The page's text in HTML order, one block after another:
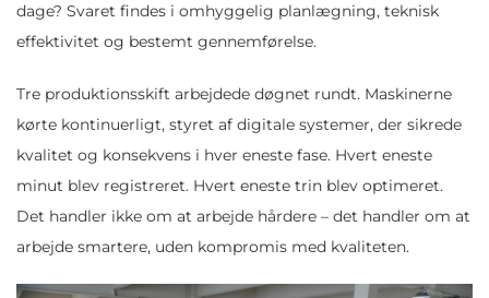
dage? Svaret findes i omhyggelig planlægning, teknisk
effektivitet og bestemt gennemførelse.
Tre produktionsskift arbejdede døgnet rundt. Maskinerne
kørte kontinuerligt, styret af digitale systemer, der sikrede
kvalitet og konsekvens i hver eneste fase. Hvert eneste
minut blev registreret. Hvert eneste trin blev optimeret.
Det handler ikke om at arbejde hårdere – det handler om at
arbejde smartere, uden kompromis med kvaliteten.